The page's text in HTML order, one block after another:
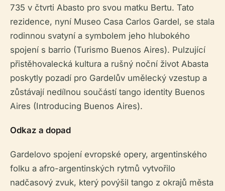
735 v čtvrti Abasto pro svou matku Bertu. Tato
rezidence, nyní Museo Casa Carlos Gardel, se stala
rodinnou svatyní a symbolem jeho hlubokého
spojení s barrio (Turismo Buenos Aires). Pulzující
přistěhovalecká kultura a rušný noční život Abasta
poskytly pozadí pro Gardelův umělecký vzestup a
zůstávají nedílnou součástí tango identity Buenos
Aires (Introducing Buenos Aires).
Odkaz a dopad
Gardelovo spojení evropské opery, argentinského
folku a afro-argentinských rytmů vytvořilo
nadčasový zvuk, který povýšil tango z okrajů města